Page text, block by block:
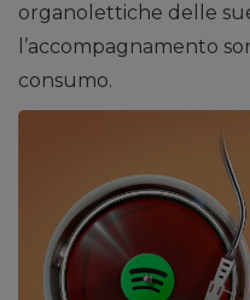
organolettiche delle
l’accompagnamento
consumo.